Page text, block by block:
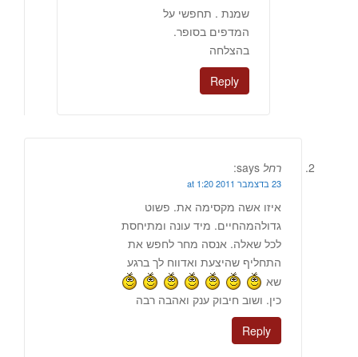
שמנת . תחפשי על
המדפים בסופר.
בהצלחה
Reply
רחל says:
23 בדצמבר 2011 at 1:20
איזו אשה מקסימה את. פשוט
גדולהמהחיים. מיד עונה ומתיחסת
לכל שאלה. אנסה מחר לחפש את
התחליף שהיצעת ואדווח לך ברגע
שא
כין. ושוב חיבוק ענק ואהבה רבה
Reply